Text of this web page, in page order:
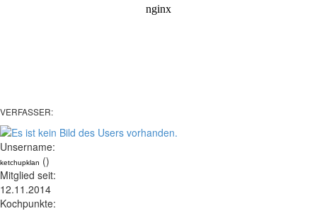
VERFASSER:
Unsername:
ketchupklan ()
Mitglied seit:
12.11.2014
Kochpunkte: